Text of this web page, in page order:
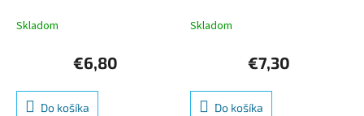
Skladom
€6,80
Do košíka
Skladom
€7,30
Do košíka